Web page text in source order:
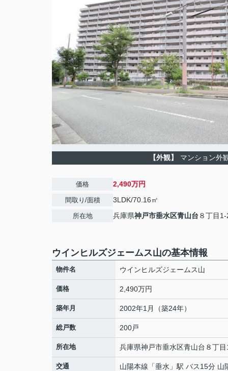
【外観】 マンション外
価格 2,490万円
間取り/面積 3LDK/70.16㎡
所在地 兵庫県神戸市垂水区青山台 ８丁目
ウインヒルズジェームス山の基本情報
物件名 ウインヒルズジェームス山
価格 2,490万円
築年月 2002年1月（築24年）
総戸数 200戸
所在地 兵庫県神戸市垂水区青山台 ８丁
交通 山陽本線 「垂水 」駅 バス15分 山